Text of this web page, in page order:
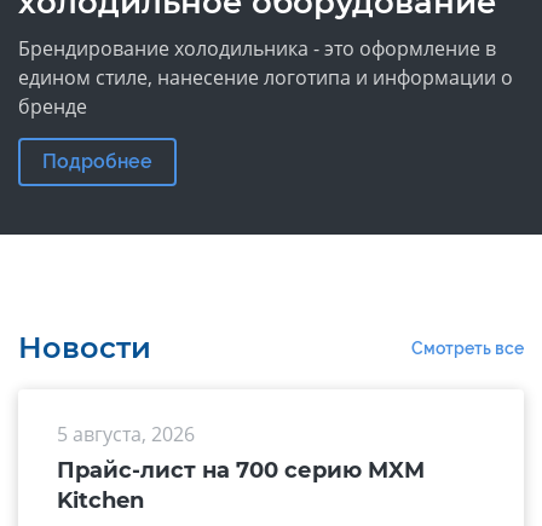
Брендирование холодильника - это оформление в
едином стиле, нанесение логотипа и информации о
бренде
Подробнее
Новости Смотреть все
5 августа, 2026
Прайс-лист на 700 серию MXM
Kitchen